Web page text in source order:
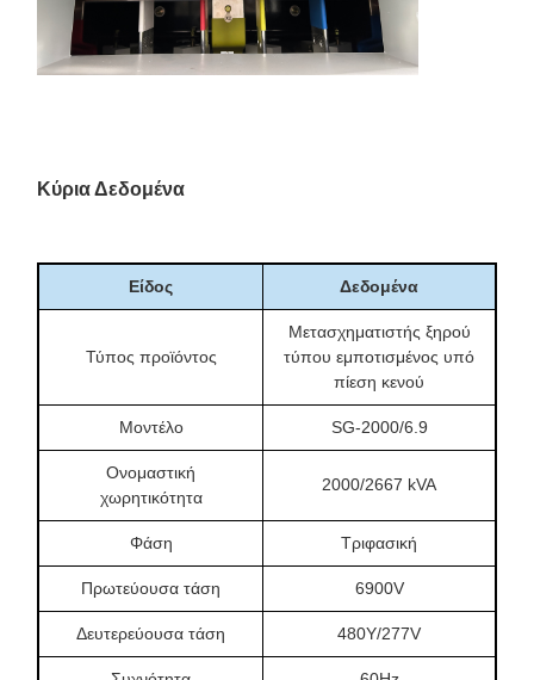
Κύρια Δεδομένα
Είδος Δεδομένα
Τύπος προϊόντος
Μετασχηματιστής ξηρού
τύπου εμποτισμένος υπό
πίεση κενού
Μοντέλο SG-2000/6.9
Ονομαστική
χωρητικότητα
2000/2667 kVA
Φάση Τριφασική
Πρωτεύουσα τάση 6900V
Δευτερεύουσα τάση 480Y/277V